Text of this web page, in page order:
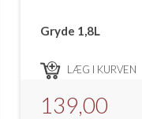
Gryde 1,8L
LÆG I KURVEN
139,00